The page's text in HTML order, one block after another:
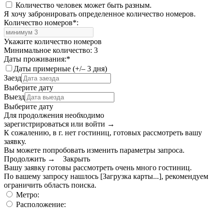
Количество человек может быть разным.
Я хочу забронировать определенное количество номеров.
Количество номеров*:
Укажите количество номеров
Минимальное количество: 3
Даты проживания:*
Даты примерные (+/– 3 дня)
Заезд
Выберите дату
Выезд
Выберите дату
Для продолжения необходимо
зарегистрироваться или войти →
К сожалению, в г. нет гостиниц, готовых рассмотреть вашу
заявку.
Вы можете попробовать изменить параметры запроса.
Продолжить →
Закрыть
Вашу заявку готовы рассмотреть очень много гостиниц.
По вашему запросу нашлось [Загрузка карты...], рекомендуем
ограничить область поиска.
Метро:
Расположение: